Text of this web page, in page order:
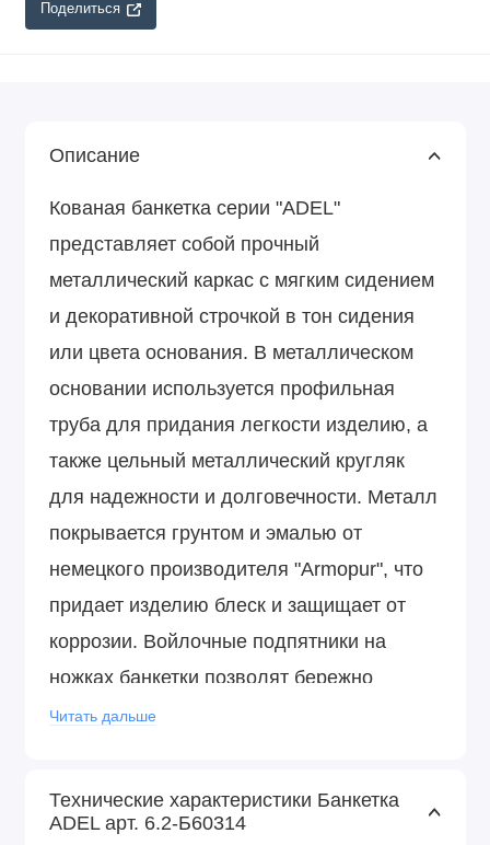
Поделиться
Описание
Кованая банкетка серии "ADEL"
представляет собой прочный
металлический каркас с мягким сидением
и декоративной строчкой в тон сидения
или цвета основания. В металлическом
основании используется профильная
труба для придания легкости изделию, а
также цельный металлический кругляк
для надежности и долговечности. Металл
покрывается грунтом и эмалью от
немецкого производителя "Armopur", что
придает изделию блеск и защищает от
коррозии. Войлочные подпятники на
ножках банкетки позволят бережно
эксплуатировать ее на любом покрытии
Читать дальше
Технические характеристики Банкетка
ADEL арт. 6.2-Б60314